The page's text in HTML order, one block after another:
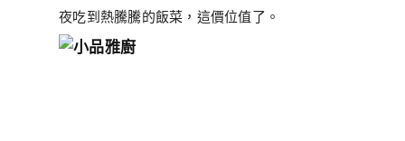
夜吃到熱騰騰的飯菜，這價位值了。